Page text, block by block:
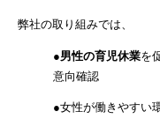
弊社の取り組みでは、
●男性の育児休業を
意向確認
●女性が働きやすい